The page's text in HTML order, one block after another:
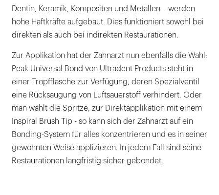
Dentin, Keramik, Kompositen und Metallen – werden
hohe Haftkräfte aufgebaut. Dies funktioniert sowohl bei
direkten als auch bei indirekten Restaurationen.
Zur Applikation hat der Zahnarzt nun ebenfalls die Wahl:
Peak Universal Bond von Ultradent Products steht in
einer Tropfflasche zur Verfügung, deren Spezialventil
eine Rücksaugung von Luftsauerstoff verhindert. Oder
man wählt die Spritze, zur Direktapplikation mit einem
Inspiral Brush Tip - so kann sich der Zahnarzt auf ein
Bonding-System für alles konzentrieren und es in seiner
gewohnten Weise applizieren. In jedem Fall sind seine
Restaurationen langfristig sicher gebondet.